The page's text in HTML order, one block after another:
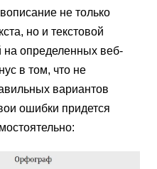
не только
но и текстовой
определенных веб-
в том, что не
вариантов
ошибки придется